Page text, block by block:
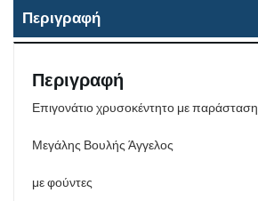
Περιγραφή
Περιγραφή
Επιγονάτιο χρυσοκέντητο με παράσταση
Μεγάλης Βουλής Άγγελος
με φούντες